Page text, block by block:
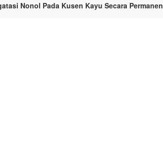
Nonol Pada Kusen Kayu Secara Permanen